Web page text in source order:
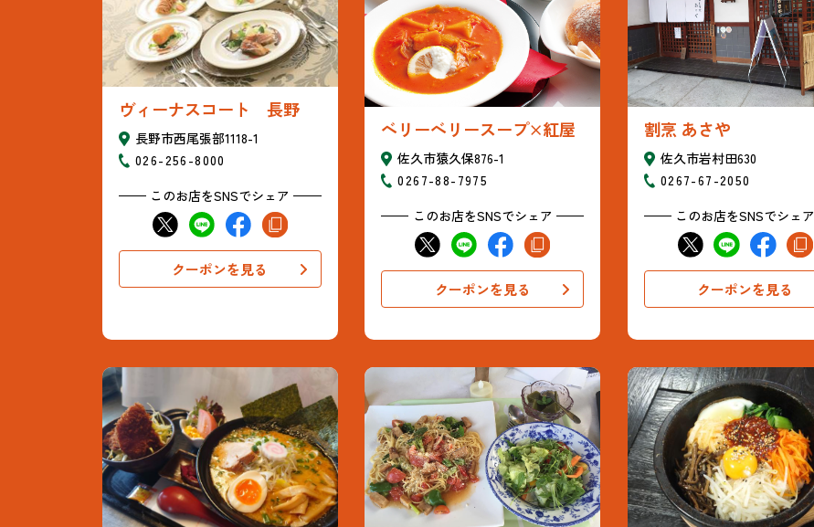
ヴィーナスコート 長野
長野市西尾張部1118-1
026-256-8000
このお店をSNSでシェア
クーポンを見る
ベリーベリースープ×紅屋
佐久市猿久保876-1
0267-88-7975
このお店をSNSでシェア
クーポンを見る
割烹 あさや
佐久市岩村田630
0267-67-2050
このお店をSNSでシェア
クーポンを見る